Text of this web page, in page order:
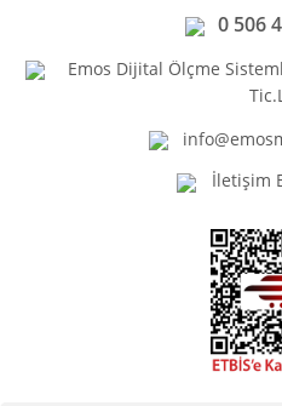
0 506
Emos Dijital Ölçme
İletişim